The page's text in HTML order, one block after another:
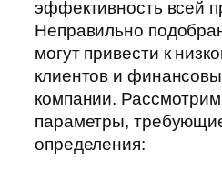
эффективность всей
Неправильно
могут привести к
клиентов и
компании.
параметры,
определения: